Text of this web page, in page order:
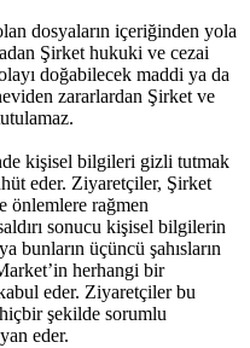
dosyaların içeriğinden yola
Şirket hukuki ve cezai
doğabilecek maddi ya da
zararlardan Şirket ve
kişisel bilgileri gizli tutmak
eder. Ziyaretçiler, Şirket
önlemlere rağmen
sonucu kişisel bilgilerin
bunların üçüncü şahısların
herhangi bir
eder. Ziyaretçiler bu
şekilde sorumlu
eder.